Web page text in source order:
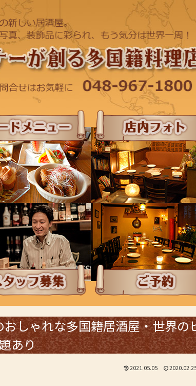
ードメニュー 店内フォト
情報・スタッフ ご予約
しゃれな多国籍居酒屋・世界の
あり
2021.05.05